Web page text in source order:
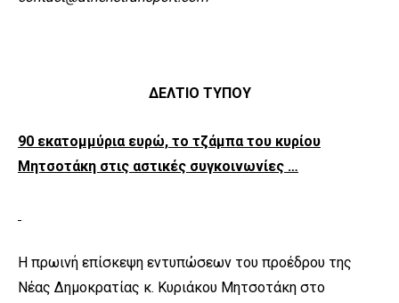
ΔΕΛΤΙΟ ΤΥΠΟΥ
90 εκατομμύρια ευρώ, το τζάμπα του κυρίου
Μητσοτάκη στις αστικές συγκοινωνίες …
Η πρωινή επίσκεψη εντυπώσεων του προέδρου της
Νέας Δημοκρατίας κ. Κυριάκου Μητσοτάκη στο